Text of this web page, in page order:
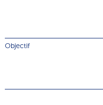
Objectif